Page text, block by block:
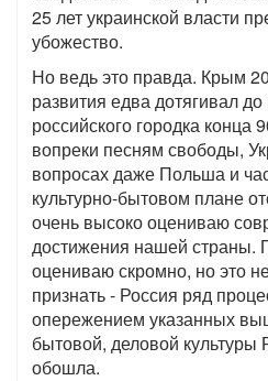
25 лет украинской власти
убожество.
Но ведь это правда. Крым
развития едва дотягивал
российского городка конца
вопреки песням свободы,
вопросах даже Польша и
культурно-бытовом плане
очень высоко оцениваю
достижения нашей страны.
оцениваю скромно, но это
признать - Россия ряд
опережением указанных
бытовой, деловой культуры
обошла.